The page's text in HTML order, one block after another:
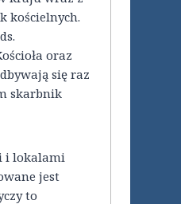
kościelnych.
oraz
się raz
skarbnik
i lokalami
jest
to